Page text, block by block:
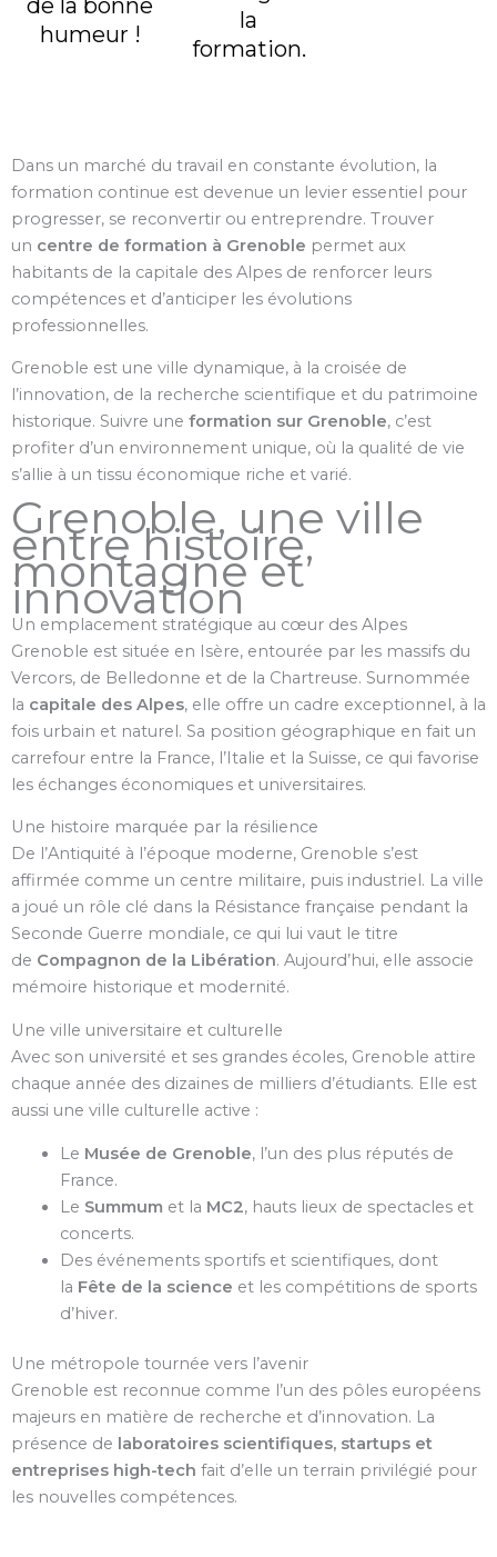
humeur !
la
formation.
Dans un marché du travail en constante évolution, la
formation continue est devenue un levier essentiel pour
progresser, se reconvertir ou entreprendre. Trouver
un centre de formation à Grenoble permet aux
habitants de la capitale des Alpes de renforcer leurs
compétences et d’anticiper les évolutions
professionnelles.
Grenoble est une ville dynamique, à la croisée de
l’innovation, de la recherche scientifique et du patrimoine
historique. Suivre une formation sur Grenoble, c’est
profiter d’un environnement unique, où la qualité de vie
s’allie à un tissu économique riche et varié.
Grenoble, une ville
entre histoire,
montagne et
innovation
Un emplacement stratégique au cœur des Alpes
Grenoble est située en Isère, entourée par les massifs du
Vercors, de Belledonne et de la Chartreuse. Surnommée
la capitale des Alpes, elle offre un cadre exceptionnel, à la
fois urbain et naturel. Sa position géographique en fait un
carrefour entre la France, l’Italie et la Suisse, ce qui favorise
les échanges économiques et universitaires.
Une histoire marquée par la résilience
De l’Antiquité à l’époque moderne, Grenoble s’est
affirmée comme un centre militaire, puis industriel. La ville
a joué un rôle clé dans la Résistance française pendant la
Seconde Guerre mondiale, ce qui lui vaut le titre
de Compagnon de la Libération. Aujourd’hui, elle associe
mémoire historique et modernité.
Une ville universitaire et culturelle
Avec son université et ses grandes écoles, Grenoble attire
chaque année des dizaines de milliers d’étudiants. Elle est
aussi une ville culturelle active :
Le Musée de Grenoble, l’un des plus réputés de
France.
Le Summum et la MC2, hauts lieux de spectacles et
concerts.
Des événements sportifs et scientifiques, dont
la Fête de la science et les compétitions de sports
d’hiver.
Une métropole tournée vers l’avenir
Grenoble est reconnue comme l’un des pôles européens
majeurs en matière de recherche et d’innovation. La
présence de laboratoires scientifiques, startups et
entreprises high-tech fait d’elle un terrain privilégié pour
les nouvelles compétences.